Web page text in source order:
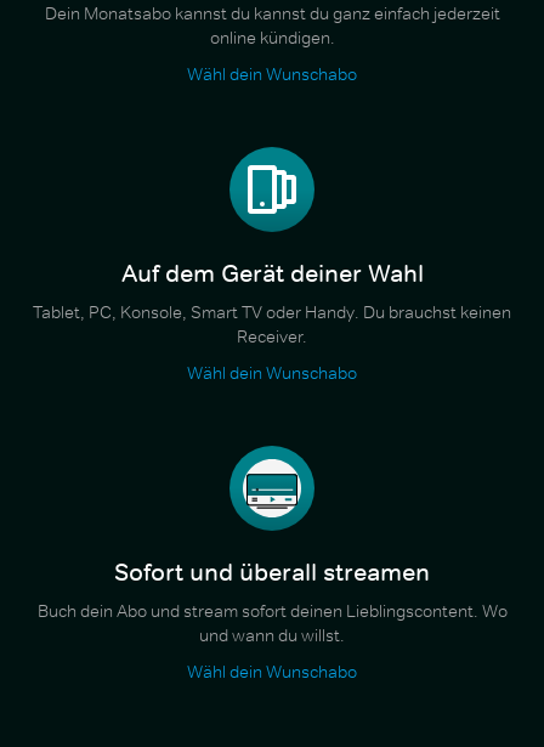
Dein Monatsabo kannst du kannst du ganz einfach jederzeit
online kündigen.
Wähl dein Wunschabo
Auf dem Gerät deiner Wahl
Tablet, PC, Konsole, Smart TV oder Handy. Du brauchst keinen
Receiver.
Wähl dein Wunschabo
Sofort und überall streamen
Buch dein Abo und stream sofort deinen Lieblingscontent. Wo
und wann du willst.
Wähl dein Wunschabo